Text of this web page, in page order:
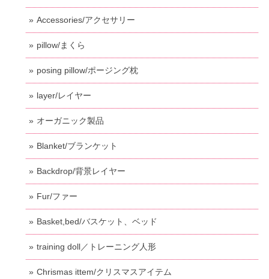
Accessories/アクセサリー
pillow/まくら
posing pillow/ポージング枕
layer/レイヤー
オーガニック製品
Blanket/ブランケット
Backdrop/背景レイヤー
Fur/ファー
Basket,bed/バスケット、ベッド
training doll／トレーニング人形
Chrismas ittem/クリスマスアイテム